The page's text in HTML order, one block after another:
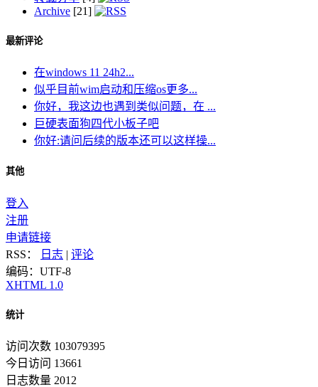
Archive [21]
最新评论
在windows 11 24h2...
似乎目前wim启动和压缩os更多...
你好，我这边也遇到类似问题，在 ...
巨硬表面狗四代小板子吧
你好:请问后续的版本还可以这样操...
其他
登入
注册
申请链接
RSS：
日志 | 评论
编码：UTF-8
XHTML 1.0
统计
访问次数 103079395
今日访问 13661
日志数量 2012